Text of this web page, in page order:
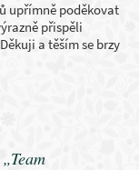
upřímně poděkovat
přispěli
a těším se brzy